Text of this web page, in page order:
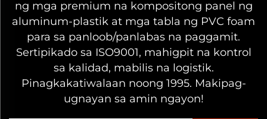
ng mga premium na kompositong panel ng
aluminum-plastik at mga tabla ng PVC foam
para sa panloob/panlabas na paggamit.
Sertipikado sa ISO9001, mahigpit na kontrol
sa kalidad, mabilis na logistik.
Pinagkakatiwalaan noong 1995. Makipag-
ugnayan sa amin ngayon!